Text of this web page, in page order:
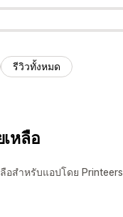
รีวิวทั้งหมด
หลือ
อสำหรับแอปโดย Printeers